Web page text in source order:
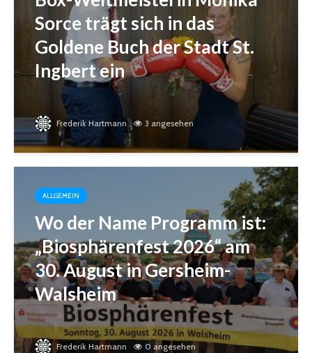
Sorce trägt sich in das
Goldene Buch der Stadt St.
Ingbert ein
Frederik Hartmann 3 angesehen
ALLGEMEIN
Wo der Name Programm ist:
„Biosphärenfest 2026“ am
30. August in Gersheim-
Walsheim
Frederik Hartmann 0 angesehen